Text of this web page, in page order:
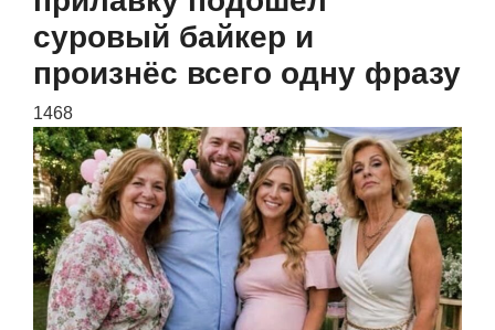
суровый байкер и
произнёс всего одну фразу
1468